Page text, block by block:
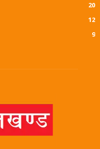
20
12
9